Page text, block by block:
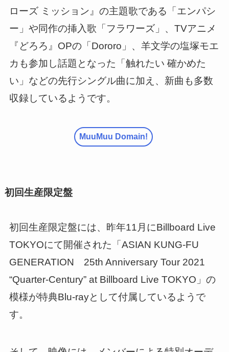
ローズ ミッション』の主題歌である「エンパシ
ー」や同作の挿入歌「フラワーズ」、TVアニメ
『どろろ』OPの「Dororo」、羊文学の塩塚モエ
カも参加し話題となった「触れたい 確かめた
い」などの先行シングル曲に加え、新曲も多数
収録しているようです。
MuuMuu Domain!
初回生産限定盤
初回生産限定盤には、昨年11月にBillboard Live
TOKYOにて開催された「ASIAN KUNG-FU
GENERATION 25th Anniversary Tour 2021
“Quarter-Century” at Billboard Live TOKYO」の
模様が特典Blu-rayとして付属しているようで
す。